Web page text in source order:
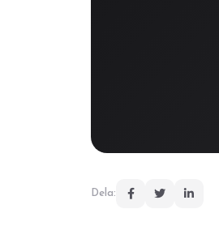
Dela: